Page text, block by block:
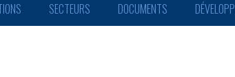
SECTEURS DOCUMENTS